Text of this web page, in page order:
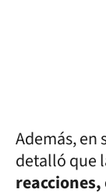
Además, en
detalló que